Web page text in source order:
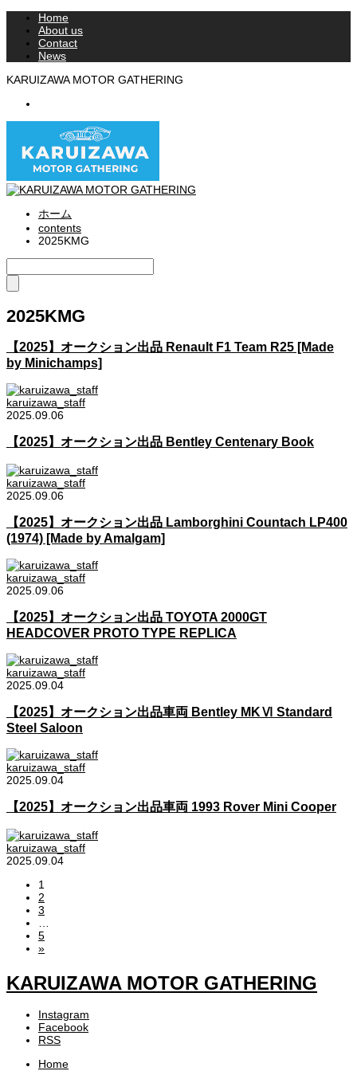
Home
About us
Contact
News
KARUIZAWA MOTOR GATHERING
ホーム
contents
2025KMG
2025KMG
【2025】オークション出品 Renault F1 Team R25 [Made
by Minichamps]
karuizawa_staff
2025.09.06
【2025】オークション出品 Bentley Centenary Book
karuizawa_staff
2025.09.06
【2025】オークション出品 Lamborghini Countach LP400
(1974) [Made by Amalgam]
karuizawa_staff
2025.09.06
【2025】オークション出品 TOYOTA 2000GT
HEADCOVER PROTO TYPE REPLICA
karuizawa_staff
2025.09.04
【2025】オークション出品車両 Bentley MKⅥ Standard
Steel Saloon
karuizawa_staff
2025.09.04
【2025】オークション出品車両 1993 Rover Mini Cooper
karuizawa_staff
2025.09.04
1
2
3
5
»
KARUIZAWA MOTOR GATHERING
Instagram
Facebook
RSS
Home